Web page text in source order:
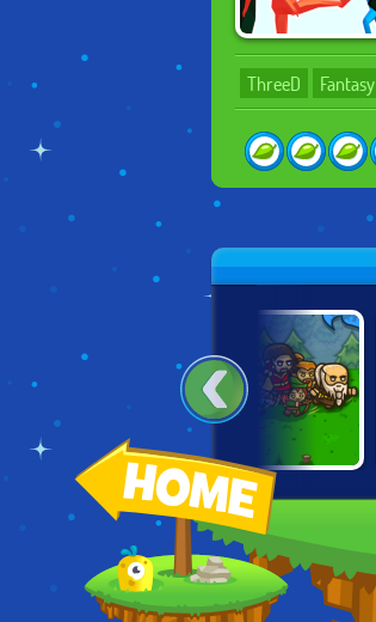
ThreeD Fantasy
DYNAMONS
WORLD
SUMMON THE
HERO